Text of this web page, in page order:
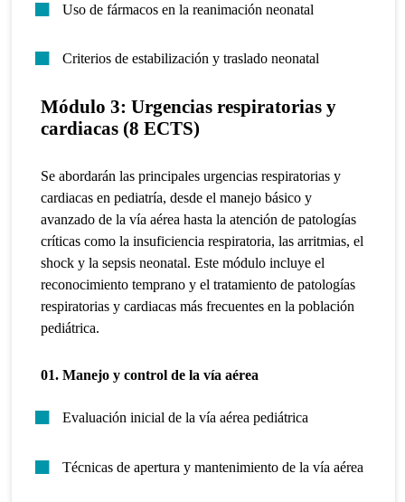
Uso de fármacos en la reanimación neonatal
Criterios de estabilización y traslado neonatal
Módulo 3: Urgencias respiratorias y
cardiacas (8 ECTS)
Se abordarán las principales urgencias respiratorias y
cardiacas en pediatría, desde el manejo básico y
avanzado de la vía aérea hasta la atención de patologías
críticas como la insuficiencia respiratoria, las arritmias, el
shock y la sepsis neonatal. Este módulo incluye el
reconocimiento temprano y el tratamiento de patologías
respiratorias y cardiacas más frecuentes en la población
pediátrica.
01. Manejo y control de la vía aérea
Evaluación inicial de la vía aérea pediátrica
Técnicas de apertura y mantenimiento de la vía aérea